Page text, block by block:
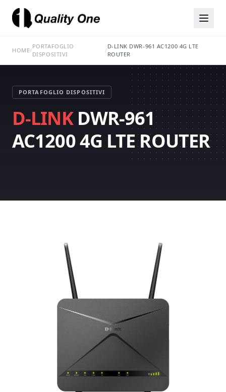
HOME/
PORTAFOGLIO
DISPOSITIVI
/
D-LINK DWR-961 AC1200 4G LTE
ROUTER
PORTAFOGLIO DISPOSITIVI
D-LINKDWR-961
AC1200 4G LTE ROUTER